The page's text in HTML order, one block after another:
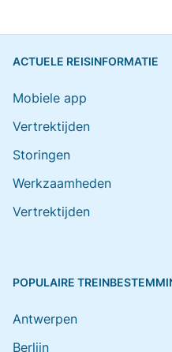
ACTUELE REISINFORMATIE
Mobiele app
Vertrektijden
Storingen
Werkzaamheden
Vertrektijden
POPULAIRE
Antwerpen
Berlijn